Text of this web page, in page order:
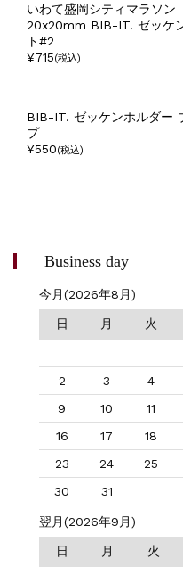
いわて盛岡シティマラソ
20x20mm BIB-IT. ゼッケ
ト#2
¥715(税込)
BIB-IT. ゼッケンホルダー
プ
¥550(税込)
Business day
今月(2026年8月)
日 月 火
2
3 4
9
10 11
16
17 18
23
24 25
30
31
翌月(2026年9月)
日 月 火